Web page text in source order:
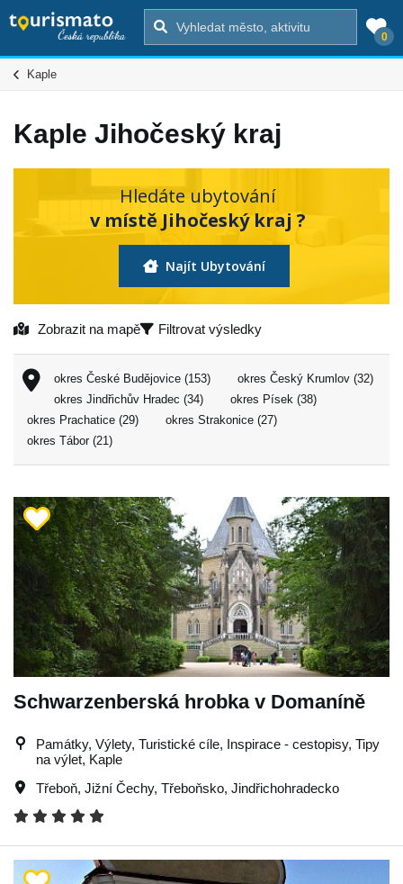
0
Kaple
Kaple Jihočeský kraj
Hledáte ubytování
v místě Jihočeský kraj ?
Najít Ubytování
Zobrazit na mapě Filtrovat výsledky
okres České Budějovice (153)
okres Český Krumlov (32)
okres Jindřichův Hradec (34)
okres Písek (38)
okres Prachatice (29)
okres Strakonice (27)
okres Tábor (21)
Schwarzenberská hrobka v Domaníně
Památky, Výlety, Turistické cíle, Inspirace - cestopisy, Tipy
na výlet, Kaple
Třeboň, Jižní Čechy, Třeboňsko, Jindřichohradecko